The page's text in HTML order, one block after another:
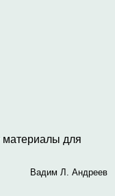
материалы для
Вадим Л. Андреев